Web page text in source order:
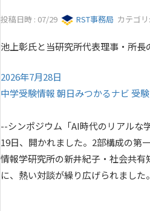
投稿日時 : 07/29 RST事務局 カテゴリ:
池上彰氏と当研究所代表理事・所長
2026年7月28日
中学受験情報 朝日みつかるナビ 受
--シンポジウム「AI時代のリアルな
19日、開かれました。2部構成の第
情報学研究所の新井紀子・社会共
に、熱い対談が繰り広げられました。